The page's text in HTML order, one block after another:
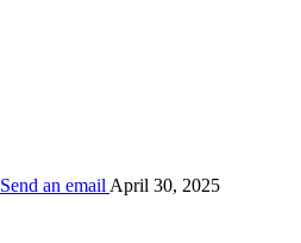
Send an email April 30, 2025